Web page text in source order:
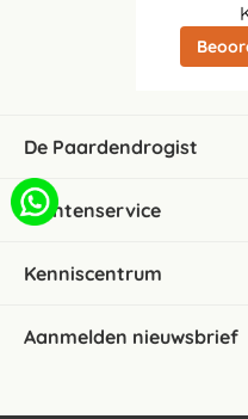
De Paardendrogist
Klantenservice
Kenniscentrum
Aanmelden nieuwsbrief